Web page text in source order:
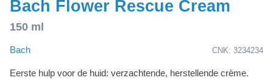
Bach Flower Rescue Cream
150 ml
Bach CNK: 3234234
Eerste hulp voor de huid: verzachtende, herstellende crème.